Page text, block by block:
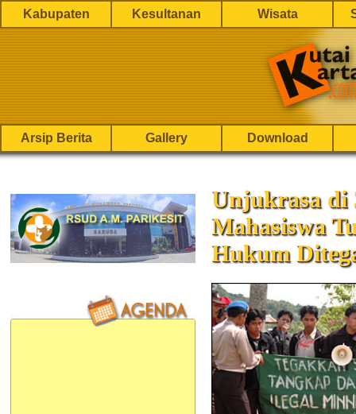
Kabupaten Kesultanan Wisata
Arsip Berita Gallery Download
Unjukrasa di
Mahasiswa
Hukum